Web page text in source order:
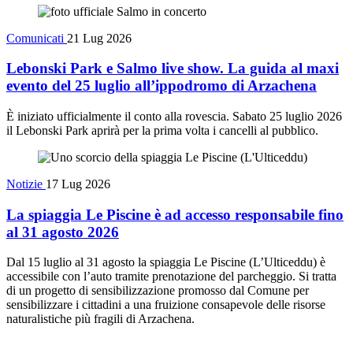
Comunicati 21 Lug 2026
Lebonski Park e Salmo live show. La guida al maxi
evento del 25 luglio all’ippodromo di Arzachena
È iniziato ufficialmente il conto alla rovescia. Sabato 25 luglio 2026
il Lebonski Park aprirà per la prima volta i cancelli al pubblico.
Notizie 17 Lug 2026
La spiaggia Le Piscine è ad accesso responsabile fino
al 31 agosto 2026
Dal 15 luglio al 31 agosto la spiaggia Le Piscine (L’Ulticeddu) è
accessibile con l’auto tramite prenotazione del parcheggio. Si tratta
di un progetto di sensibilizzazione promosso dal Comune per
sensibilizzare i cittadini a una fruizione consapevole delle risorse
naturalistiche più fragili di Arzachena.